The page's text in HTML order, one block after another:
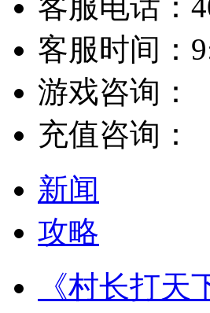
客服时间：
游戏咨询：
充值咨询：
新闻
攻略
《村长打